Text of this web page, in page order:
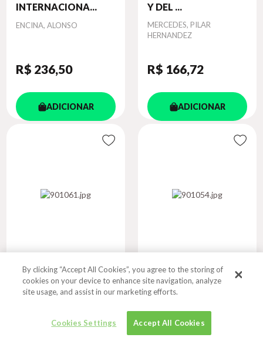
INTERNACIONA...
Autor
ENCINA, ALONSO
R$ 236,50
ADICIONAR
Y DEL ...
Autor
MERCEDES, PILAR
HERNANDEZ
R$ 166,72
ADICIONAR
EL TRAGICO
DESTINO DE UN ...
ESPANOL? POR
SUPUESTO! 4 ...
By clicking “Accept All Cookies”, you agree to the storing of
cookies on your device to enhance site navigation, analyze
site usage, and assist in our marketing efforts.
Cookies Settings Accept All Cookies